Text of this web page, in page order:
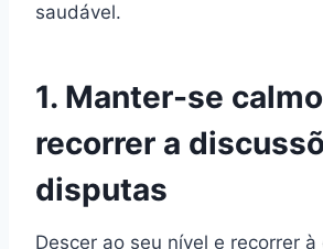
saudável.
1. Manter-se
recorrer a
disputas
Descer ao seu nível e recorrer